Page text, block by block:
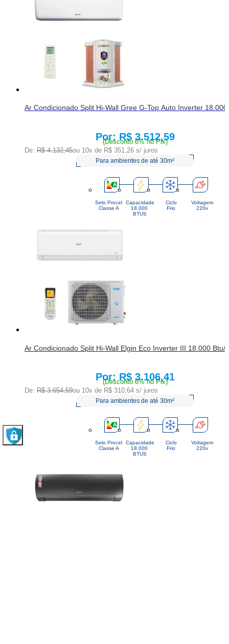
Ar Condicionado Split Hi-Wall Gree G-Top Auto Inverter
Price:
R$ 3.512,59
(Desconto 6% no Pix)
De: R$ 4.132,45ou 10x de R$ 351,26 s/ juros
Para ambientes de até 30m²
Selo Procel
Classe A
Capacidade
18.000
BTUS
Ciclo
Frio
Voltagem
220v
Ar Condicionado Split Hi-Wall Elgin Eco Inverter III 18.000 Btu/
Price:
R$ 3.106,41
(Desconto 6% no Pix)
De: R$ 3.654,59ou 10x de R$ 310,64 s/ juros
Para ambientes de até 30m²
Selo Procel
Classe A
Capacidade
18.000
BTUS
Ciclo
Frio
Voltagem
220v
R$ 4.356,98
ou 10x de
R$ 4.095,56 (Desconto 6%